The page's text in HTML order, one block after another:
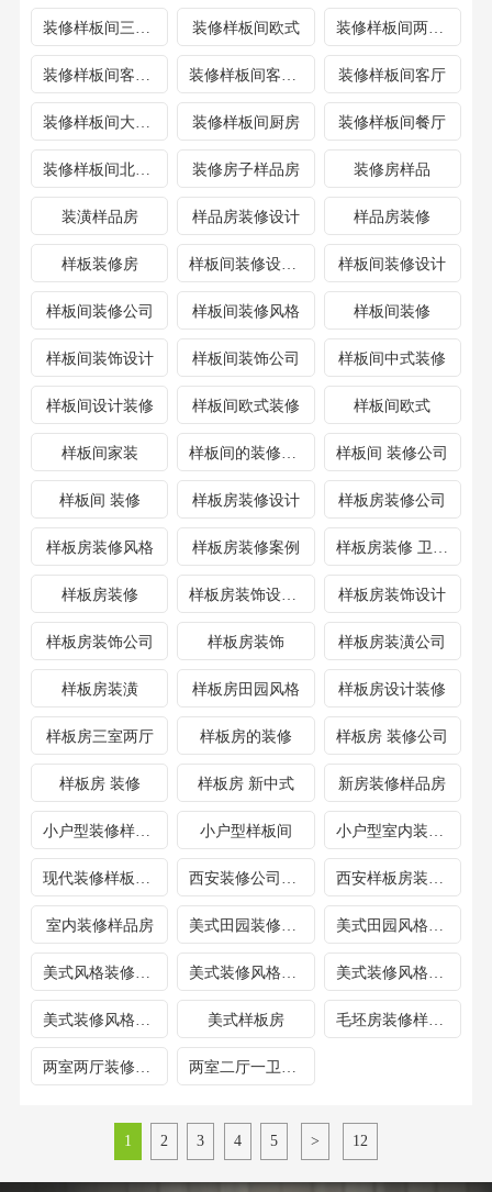
装修样板间欧式 装修样板间两室一厅
装修样板间客厅
装修样板间大户型 装修样板间厨房 装修样板间餐厅
装修样板间北欧风格 装修房子样品房 装修房样品
装潢样品房 样品房装修设计 样品房装修
样板装修房 样板间装修设计
样板间装修公司 样板间装修风格 样板间装修
样板间装饰设计 样板间装饰公司 样板间中式装修
样板间设计装修 样板间欧式装修 样板间欧式
样板间家装 样板间 装修公司
样板间 装修 样板房装修设计 样板房装修公司
样板房装修风格 样板房装修案例
样板房装修 样板房装饰设计
样板房装饰公司 样板房装饰 样板房装潢公司
样板房装潢 样板房田园风格 样板房设计装修
样板房三室两厅 样板房的装修 样板房 装修公司
样板房 装修 样板房 新中式 新房装修样品房
小户型装修样板房70米 小户型样板间
室内装修样品房 美式田园风格装修案例
美式风格装修方案 美式装修风格样板房客厅
美式装修风格样板房别墅 美式样板房 毛坯房装修样板房
两室两厅装修样品房
1 2 3 4 5 > 12